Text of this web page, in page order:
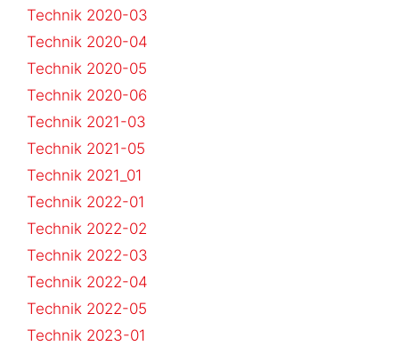
Technik 2020-03
Technik 2020-04
Technik 2020-05
Technik 2020-06
Technik 2021-03
Technik 2021-05
Technik 2021_01
Technik 2022-01
Technik 2022-02
Technik 2022-03
Technik 2022-04
Technik 2022-05
Technik 2023-01